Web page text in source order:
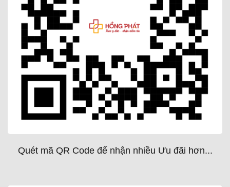
Quét mã QR Code để nhận nhiều Ưu đãi hơn...